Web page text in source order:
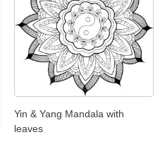
Yin & Yang Mandala with
leaves